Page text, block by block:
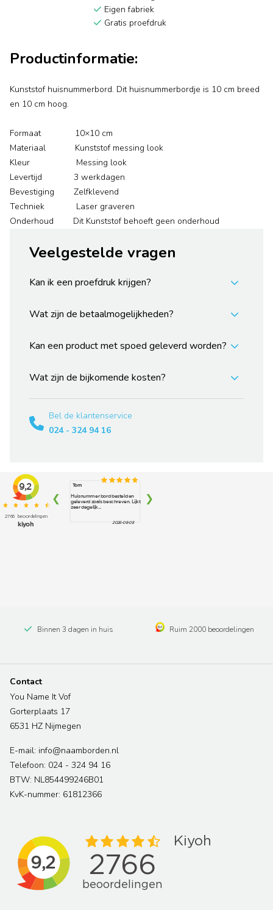
Eigen fabriek
Gratis proefdruk
Productinformatie:
Kunststof huisnummerbord. Dit huisnummerbordje is 10 cm breed
en 10 cm hoog.
Formaat 10×10 cm
Materiaal Kunststof messing look
Kleur Messing look
Levertijd 3 werkdagen
Bevestiging Zelfklevend
Techniek Laser graveren
Onderhoud Dit Kunststof behoeft geen onderhoud
Veelgestelde vragen
Kan ik een proefdruk krijgen?
Wat zijn de betaalmogelijkheden?
Kan een product met spoed geleverd worden?
Wat zijn de bijkomende kosten?
Bel de klantenservice
024 - 324 94 16
Binnen 3 dagen in huis Ruim 2000 beoordelingen
Contact
You Name It Vof
Gorterplaats 17
6531 HZ Nijmegen
E-mail: info@naamborden.nl
Telefoon: 024 - 324 94 16
BTW: NL854499246B01
KvK-nummer: 61812366